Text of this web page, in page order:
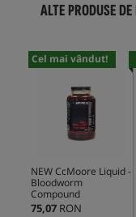
ALTE PRODUSE
Cel mai vândut!
NEW CcMoore Liquid -
Bloodworm
Compound
75,07 RON